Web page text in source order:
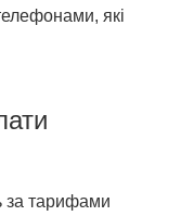
які
за тарифами